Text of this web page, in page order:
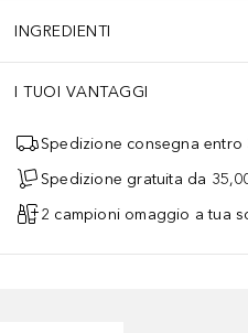
INGREDIENTI
I TUOI VANTAGGI
Spedizione consegna
Spedizione gratuita da
2 campioni omaggio a tua